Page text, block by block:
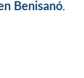
Benisanó.